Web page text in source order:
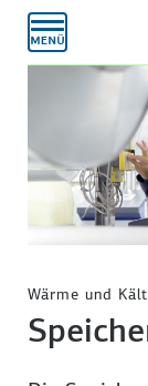
Wärme und